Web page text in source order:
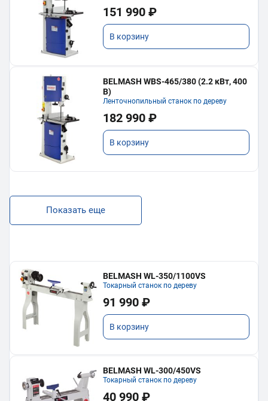
151 990 ₽
В корзину
BELMASH WBS-465/380 (2.2 кВт, 400
В)
Ленточнопильный станок по дереву
182 990 ₽
В корзину
Показать еще
BELMASH WL-350/1100VS
Токарный станок по дереву
91 990 ₽
В корзину
BELMASH WL-300/450VS
Токарный станок по дереву
40 990 ₽